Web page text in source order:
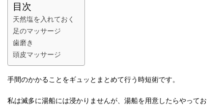
目次
天然塩を入れておく
足のマッサージ
歯磨き
頭皮マッサージ
手間のかかることをギュッとまとめて行う時短術です。
私は滅多に湯船には浸かりませんが、湯船を用意したらやってお